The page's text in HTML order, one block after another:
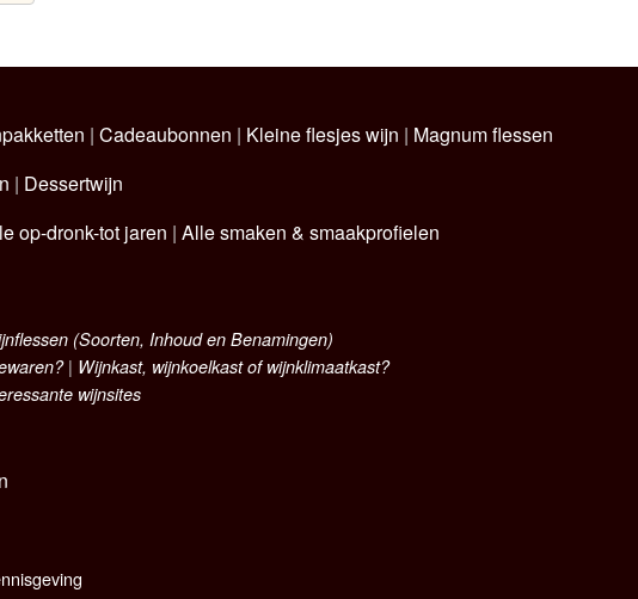
| Cadeaubonnen | Kleine flesjes wijn | Magnum flessen
| Dessertwijn
op-dronk-tot jaren | Alle smaken & smaakprofielen
(Soorten, Inhoud en Benamingen)
| Wijnkast, wijnkoelkast of wijnklimaatkast?
wijnsites